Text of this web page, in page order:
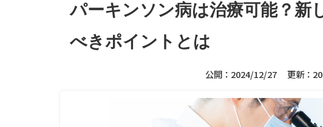
パーキンソン病は治療可能？新
べきポイントとは
公開：2024/12/27 更新：